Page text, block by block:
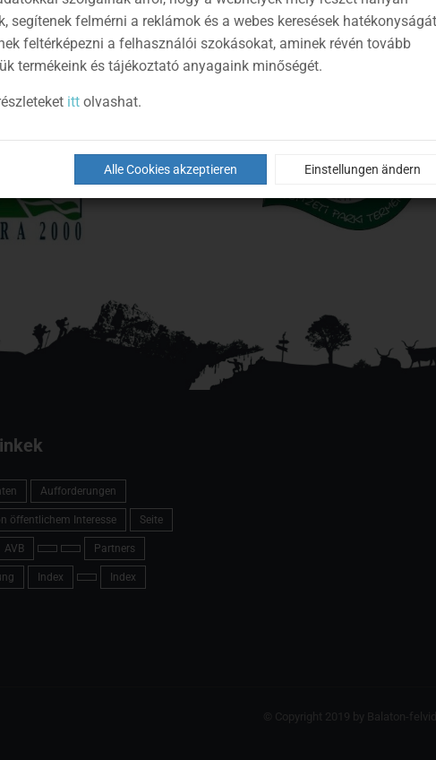
Aufforderungen
öffentlichem Interesse Seite
AVB Partners
Index Index
© Copyright 2019 by Balaton-
segítenek felmérni a reklámok és a webes keresések
feltérképezni a felhasználói szokásokat, aminek révén tovább
termékeink és tájékoztató anyagaink minőségét.
itt olvashat.
Alle Cookies akzeptieren Einstellungen ändern